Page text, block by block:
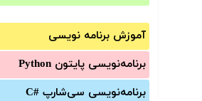
آموزش برنامه نویسی
برنامه‌نویسی پایتون Python
برنامه‌‌نویسی سی‌شارپ C#‎